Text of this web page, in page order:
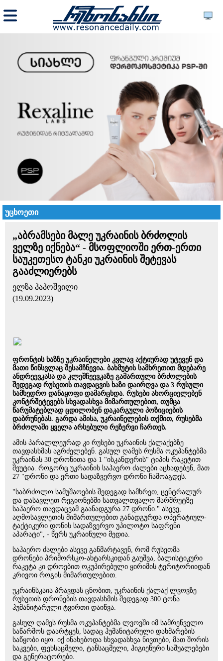
უცხოეთი
„აბრამსები მალე უკრაინის ბრძოლის
ველზე იქნება“ - მსოფლიოში ერთ-ერთი
საუკეთესო ტანკი უკრაინის შეტევას
გააძლიერებს
ელზა პაპოშვილი
(19.09.2023)
ფრონტის ხაზზე უკრაინელები კვლავ აქტიურად უტევენ და
მათი წინსვლაც შესამჩნევია. ბახმუტის სამხრეთით მდებარე
ანდრეევკასა და კლეშჩეევკაზე გამართული ბრძოლების
შედეგად რუსეთის თავდაცვის ხაზი დაირღვა და 3 რუსული
სამხედრო დანაყოფი დამარცხდა. რუსები ახორციელებენ
კონტრშეტევებს სხვადასხვა მიმართულებით, თუმცა
წარუმატებლად ცდილობენ დაკარგული პოზიციების
დაბრუნებას. გარდა ამისა, უკრაინელების თქმით, რუსებმა
ბრძოლაში ყველა არსებული რეზერვი ჩართეს.
ამის პარალლეურად კი რუსები უკრაინის ქალაქებზე
თავდასხმას აგრძელებენ. გასულ ღამეს რუსმა ოკუპანტებმა
უკრაინას 30 დრონითა და 1 "ისკანდერის" ტიპის რაკეტით
შეუტია. როგორც უკრაინის საჰაერო ძალები აცხადებენ, მათ
27 "დრონი და ერთი სადაზვერვო დრონი ჩამოაგდეს.
"საბრძოლო სამუშაოების შედეგად სამხრეთ, ცენტრალურ
და დასავლეთ რეგიონებში სათვალთვალო მარშრუტზე
საჰაერო თავდაცვამ გაანადგურა 27 დრონი." ასევე,
აღმოსავლეთის მიმართულებით განადგურდა ოპერატიულ-
ტაქტიკური დონის სადაზვერვო უპილოტო საფრენი
აპარატი", - წერს უკრაინული მედია.
საჰაერო ძალები ასევე განმარტავენ, რომ რუსეთმა
დრონები პრიმორსკო-ახტარსკიდან გაუშვა, ბალისტიკური
რაკეტა კი დროებით ოკუპირებული ყირიმის ტერიტორიიდან
კრივოი როგის მიმართულებით.
უკრაინსკაია პრავდას ცნობით, უკრაინის ქალაქ ლვოვზე
რუსეთის დრონების თავდასხმის შედეგად 300 ტონა
ჰუმანიტარული ტვირთი დაიწვა.
გასულ ღამეს რუსმა ოკუპანტებმა ლვოვში იმ სამრეწველო
საწარმოს დაარტყეს, სადაც ჰუმანიტარული დახმარების
საწყობი იყო. იქ ინახებოდა სხვადასხვა ნივთები, მათ შორის
საკვები, ფეხსაცმელი, ტანსაცმელი, ჰიგიენური საშუალებები
და გენერატორები.